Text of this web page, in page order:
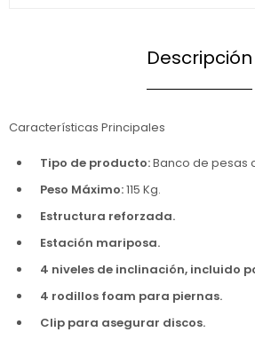
Descripción
Características Principales
Tipo de producto:Banco de pesas
Peso Máximo:115 Kg.
Estructura reforzada.
Estación mariposa.
4 niveles de inclinación, incluido
4 rodillos foam para piernas.
Clip para asegurar discos.